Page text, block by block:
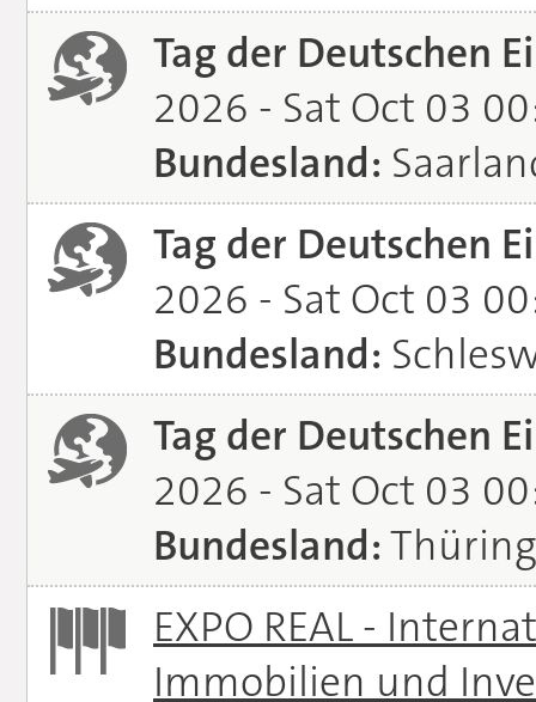
Tag der Deutschen
2026 - Sat Oct 03
Bundesland:
Tag der Deutschen
2026 - Sat Oct 03
Bundesland:
Tag der Deutschen
2026 - Sat Oct 03
Bundesland:
EXPO REAL -
Immobilien und